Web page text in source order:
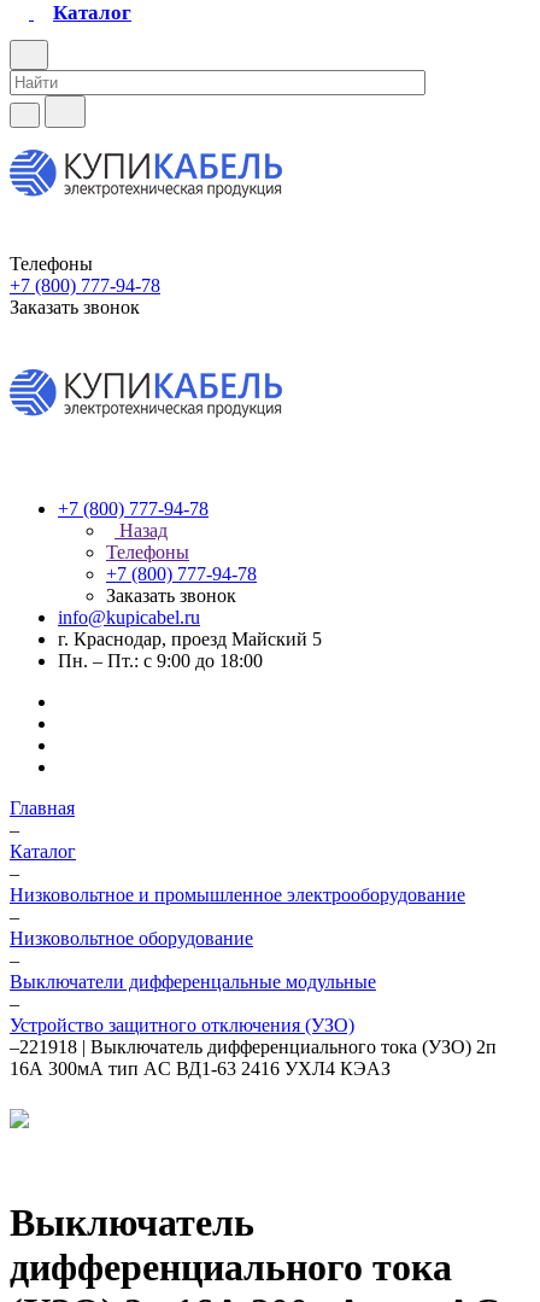
Каталог
Телефоны
+7 (800) 777-94-78
Заказать звонок
+7 (800) 777-94-78
Назад
Телефоны
+7 (800) 777-94-78
Заказать звонок
info@kupicabel.ru
г. Краснодар, проезд Майский 5
Пн. – Пт.: с 9:00 до 18:00
Главная
–
Каталог
–
Низковольтное и промышленное электрооборудование
–
Низковольтное оборудование
–
Выключатели дифференцальные модульные
–
Устройство защитного отключения (УЗО)
–221918 | Выключатель дифференциального тока (УЗО) 2п
16А 300мА тип AC ВД1-63 2416 УХЛ4 КЭАЗ
Выключатель
дифференциального тока